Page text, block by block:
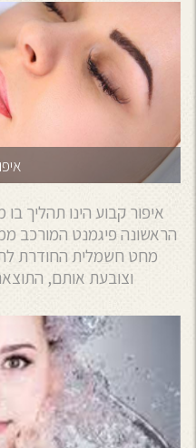
איפור קבוע הינו תהליך
הראשונה פיגמנט המורכב
מחט חשמלית החודרת
וצובעת אותם,